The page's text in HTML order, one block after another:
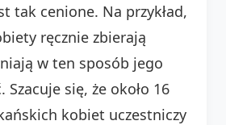
tak cenione. Na przykład,
ręcznie zbierają
w ten sposób jego
Szacuje się, że około 16
kobiet uczestniczy